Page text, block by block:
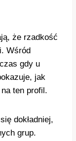
że rzadkość
Wśród
gdy u
jak
ten profil.
dokładniej,
grup.